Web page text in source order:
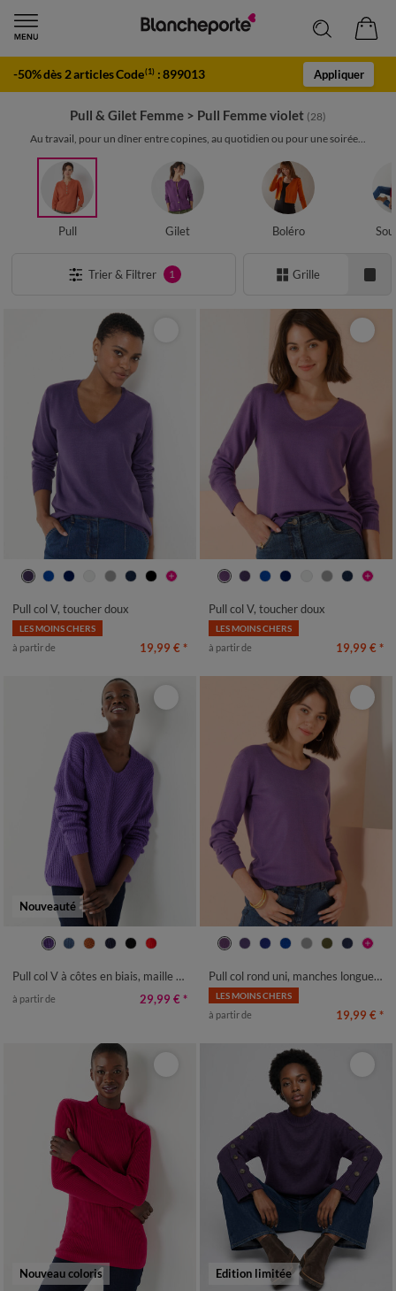
-50% dès 2 articles Code(1) :899013 Appliquer
Pull & Gilet Femme > Pull Femme violet (28)
Au travail, pour un dîner entre copines, au quotidien ou pour une soirée...
Pull Gilet Boléro
Trier & Filtrer 1 Grille
34/36 38/40 42/44
46/48
Pull col V, toucher doux
LES MOINS CHERS
à partir de 19,99 € *
34/36 38/40 42/44
46/48
Pull col V, toucher doux
LES MOINS CHERS
à partir de 19,99 € *
Nouveauté
34/36 38/40 42/44
46/48
Pull col V à côtes en biais, maille anglaise
à partir de 29,99 € *
34/36 38/40 42/44
46/48
Pull col rond uni, manches longues, toucher doux
LES MOINS CHERS
à partir de 19,99 € *
Nouveau coloris Edition limitée